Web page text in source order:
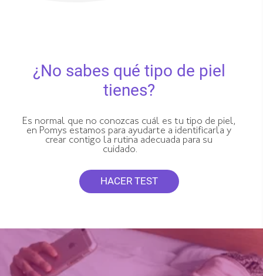
¿No sabes qué tipo de piel
tienes?
Es normal que no conozcas cuál es tu tipo de piel,
en Pomys estamos para ayudarte a identificarla y
crear contigo la rutina adecuada para su
cuidado.
HACER TEST